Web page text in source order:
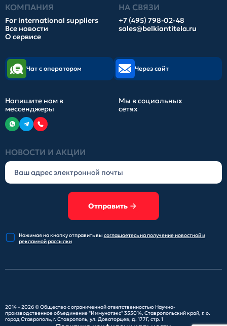
КОМПАНИЯ
For international suppliers
Все новости
О сервисе
НА СВЯЗИ
+7 (495) 798-02-48
sales@belkiantitela.ru
НОВОСТИ И АКЦИИ
Отправить
Нажимая на кнопку отправитьвы соглашаетесь на получениеновостной и
рекламной рассылки
Чат с оператором Через сайт
Напишите нам в
мессенджеры
Мы в социальных
сетях
2014 – 2026 ©Общество с ограниченной ответственностью Научно-
производственное объединение "Иммунотэкс"355014, Ставропольский край, г. о.
город Ставрополь, г. Ставрополь, ул. Доваторцев, д. 177Г, стр. 1